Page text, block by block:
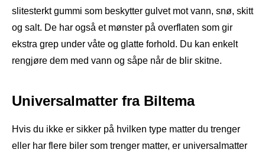
slitesterkt gummi som beskytter gulvet mot vann, snø, skitt
og salt. De har også et mønster på overflaten som gir
ekstra grep under våte og glatte forhold. Du kan enkelt
rengjøre dem med vann og såpe når de blir skitne.
Universalmatter fra Biltema
Hvis du ikke er sikker på hvilken type matter du trenger
eller har flere biler som trenger matter, er universalmatter